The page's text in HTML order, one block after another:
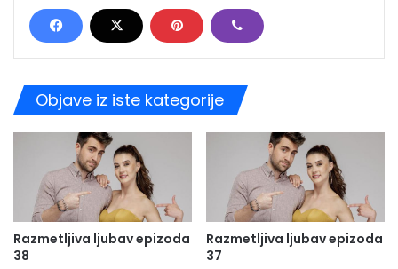
Objave iz iste kategorije
Razmetljiva ljubav epizoda
38
Razmetljiva ljubav epizoda
37